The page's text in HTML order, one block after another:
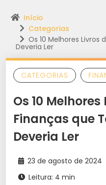
Início
Categorias
Os 10 Melhores Livros
Deveria Ler
CATEGORIAS
Os 10
Finanças que
Deveria Ler
23 de agosto de 2024
Leitura: 4 min